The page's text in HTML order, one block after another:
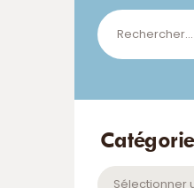
Rechercher :
Catégories